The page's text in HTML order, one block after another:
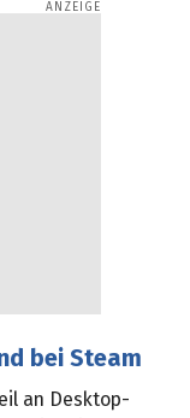
bei Steam
an Desktop-